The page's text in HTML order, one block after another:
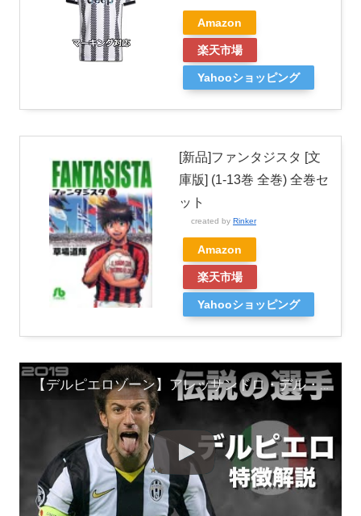
Amazon
楽天市場
Yahooショッピング
[新品]ファンタジスタ [文
庫版] (1-13巻 全巻) 全巻セ
ット
created by Rinker
Amazon
楽天市場
Yahooショッピング
【デルピエロゾーン】アレッサンドロ・デル・ピエロ 特徴解説 HD 1080p みにフト（海外サッカー） イーフト